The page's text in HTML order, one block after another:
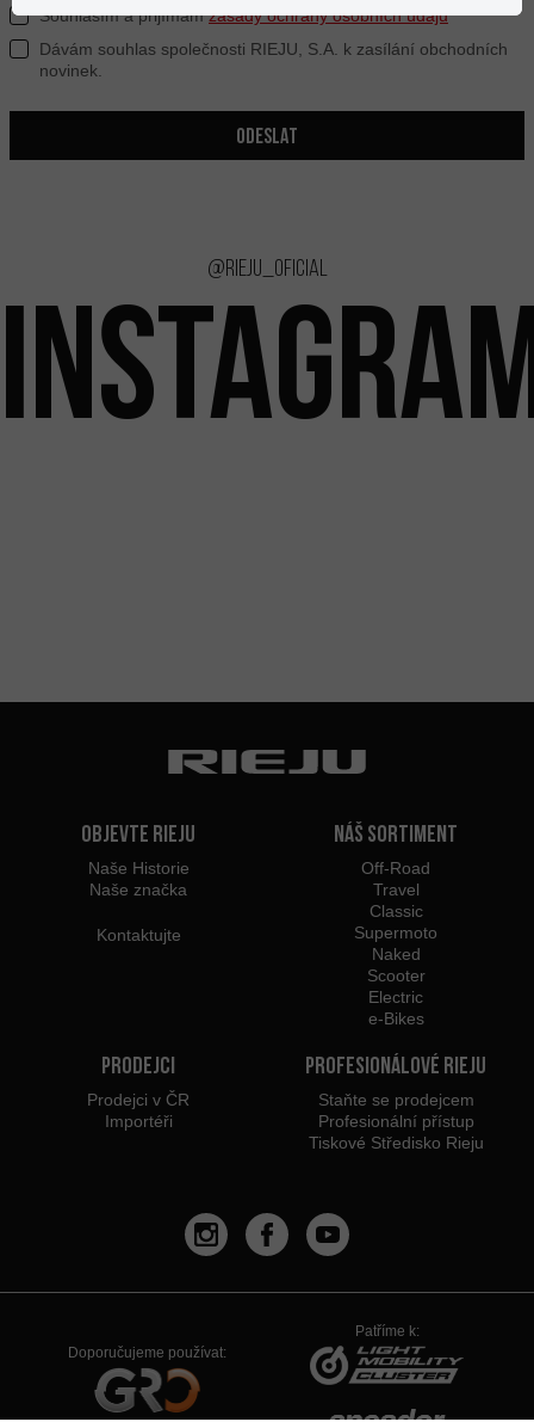
Souhlasím a přijímámzásady ochrany osobních údajů
Dávám souhlas společnosti RIEJU, S.A. k zasílání obchodních
novinek.
ODESLAT
@rieju_oficial
Objevte Rieju
Naše Historie
Naše značka
Kontaktujte
Náš sortiment
Off-Road
Travel
Classic
Supermoto
Naked
Scooter
Electric
e-Bikes
Prodejci
Prodejci v ČR
Importéři
Profesionálové Rieju
Staňte se prodejcem
Profesionální přístup
Tiskové Středisko Rieju
Doporučujeme používat:
Patříme k: